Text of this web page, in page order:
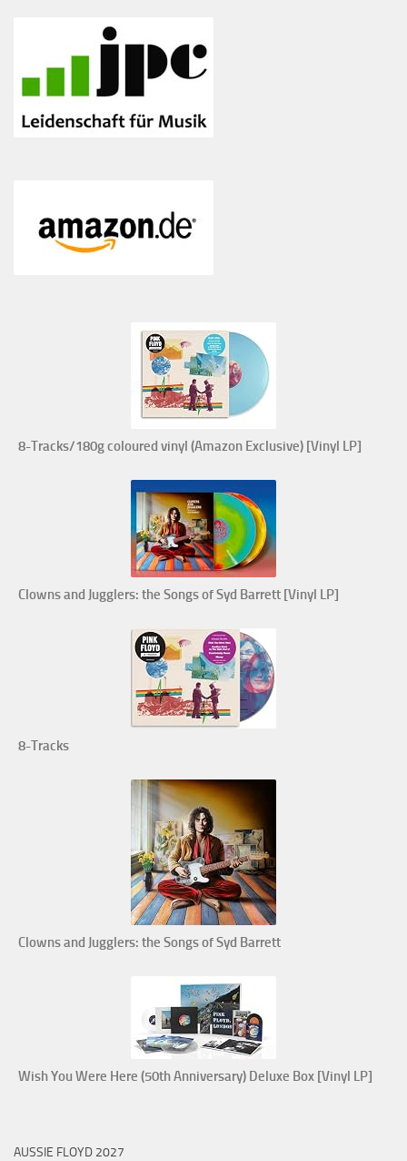
8-Tracks/180g coloured vinyl (Amazon Exclusive) [Vinyl LP]
Clowns and Jugglers: the Songs of Syd Barrett [Vinyl LP]
8-Tracks
Clowns and Jugglers: the Songs of Syd Barrett
Wish You Were Here (50th Anniversary) Deluxe Box [Vinyl LP]
AUSSIE FLOYD 2027